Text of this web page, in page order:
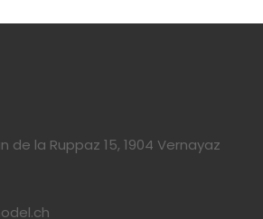
de la Ruppaz 15, 1904 Vernayaz